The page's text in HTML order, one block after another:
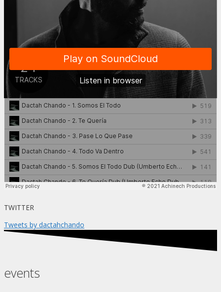
TWITTER
Tweets by dactahchando
events